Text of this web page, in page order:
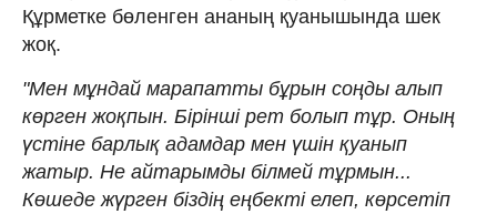
Құрметке бөленген ананың қуанышында шек
жоқ.
"Мен мұндай марапатты бұрын соңды алып
көрген жоқпын. Бірінші рет болып тұр. Оның
үстіне барлық адамдар мен үшін қуанып
жатыр. Не айтарымды білмей тұрмын...
Көшеде жүрген біздің еңбекті елеп, көрсетіп